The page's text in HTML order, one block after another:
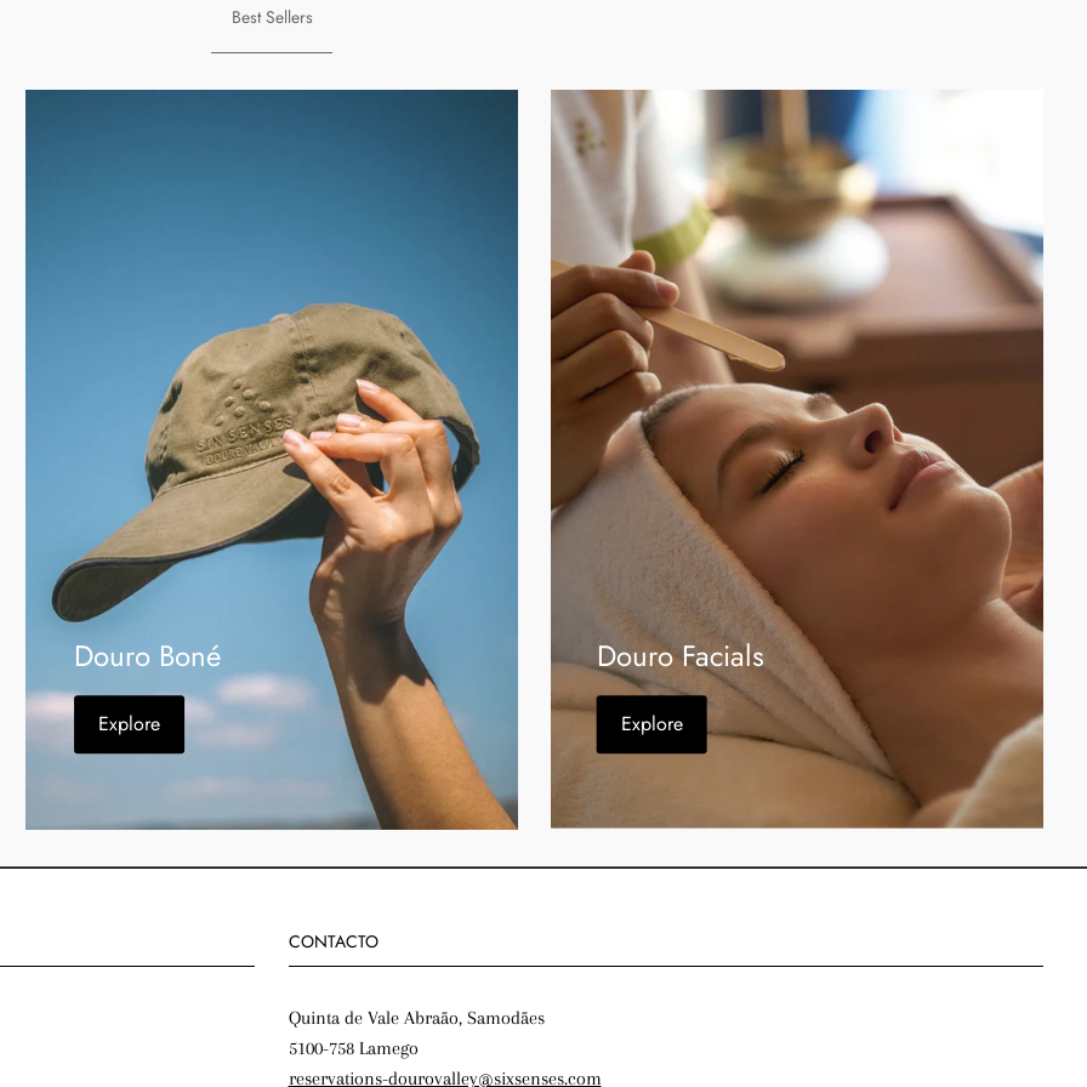
Best Sellers
Douro Boné
Explore
Douro Facials
Explore
CONTACTO
Quinta de Vale Abraão, Samodães
5100-758 Lamego
reservations-dourovalley@sixsenses.com